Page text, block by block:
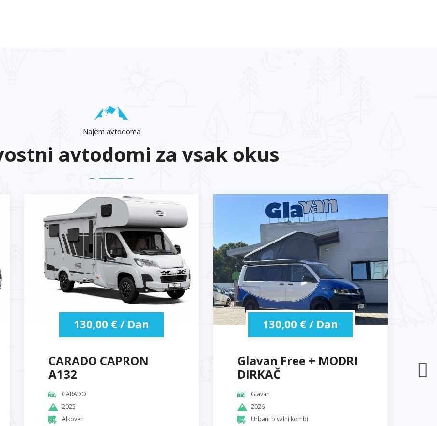
Najem avtodoma
avtodomi za vsak okus
130,00 € / Dan
CARADO CAPRON
A132
CARADO
2025
Alkoven
130,00 € / Dan
Glavan Free + MODRI
DIRKAČ
Glavan
2026
Urbani bivalni kombi